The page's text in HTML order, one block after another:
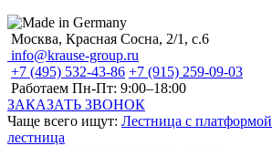
Москва, Красная Сосна, 2/1, с.6
info@krause-group.ru
+7 (495) 532-43-86 +7 (915) 259-09-03
Работаем Пн-Пт: 9:00–18:00
ЗАКАЗАТЬ ЗВОНОК
Чаще всего ищут: Лестница с платформой
лестница